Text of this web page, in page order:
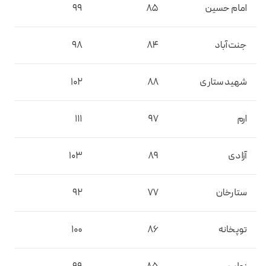
امام حسین 85
99
جنت‌آباد 84
98
شهید ستاری 88
102
ارم 97
111
آزادی 89
103
ستارخان 77
92
توپخانه 86
100